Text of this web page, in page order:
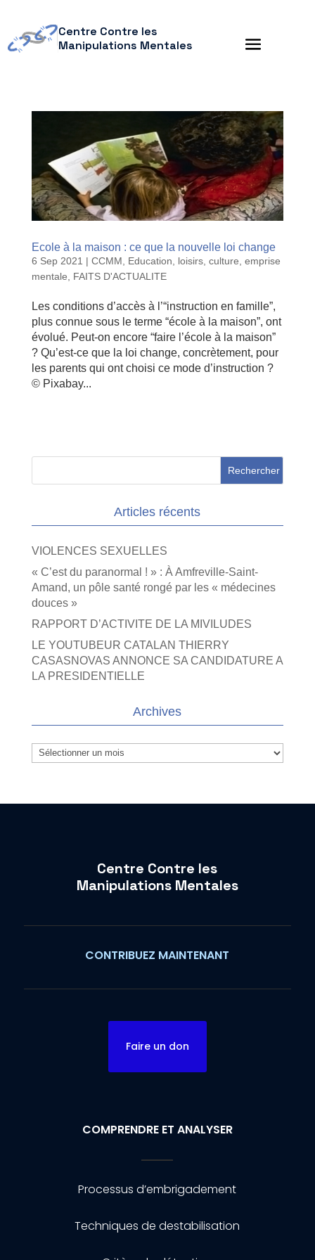
Centre Contre les
Manipulations Mentales
Ecole à la maison : ce que la nouvelle loi change
6 Sep 2021 | CCMM Education, loisirs, culture emprise
mentale
FAITS D'ACTUALITE
Les conditions d’accès à l’“instruction en famille”,
plus connue sous le terme “école à la maison”, ont
évolué. Peut-on encore “faire l’école à la maison”
? Qu’est-ce que la loi change, concrètement, pour
les parents qui ont choisi ce mode d’instruction ?
© Pixabay...
Articles récents
VIOLENCES SEXUELLES
« C’est du paranormal ! » : À Amfreville-Saint-
Amand, un pôle santé rongé par les « médecines
douces »
RAPPORT D’ACTIVITE DE LA MIVILUDES
LE YOUTUBEUR CATALAN THIERRY
CASASNOVAS ANNONCE SA CANDIDATURE A
LA PRESIDENTIELLE
Archives
Archives
Centre Contre les
Manipulations Mentales
CONTRIBUEZ MAINTENANT
Faire un don
COMPRENDRE ET ANALYSER
Processus d’embrigadement
Techniques de destabilisation